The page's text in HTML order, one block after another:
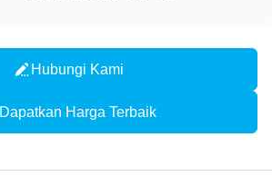
Hubungi Kami
Dapatkan Harga Terbaik